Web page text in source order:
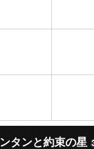
タンと約束の星